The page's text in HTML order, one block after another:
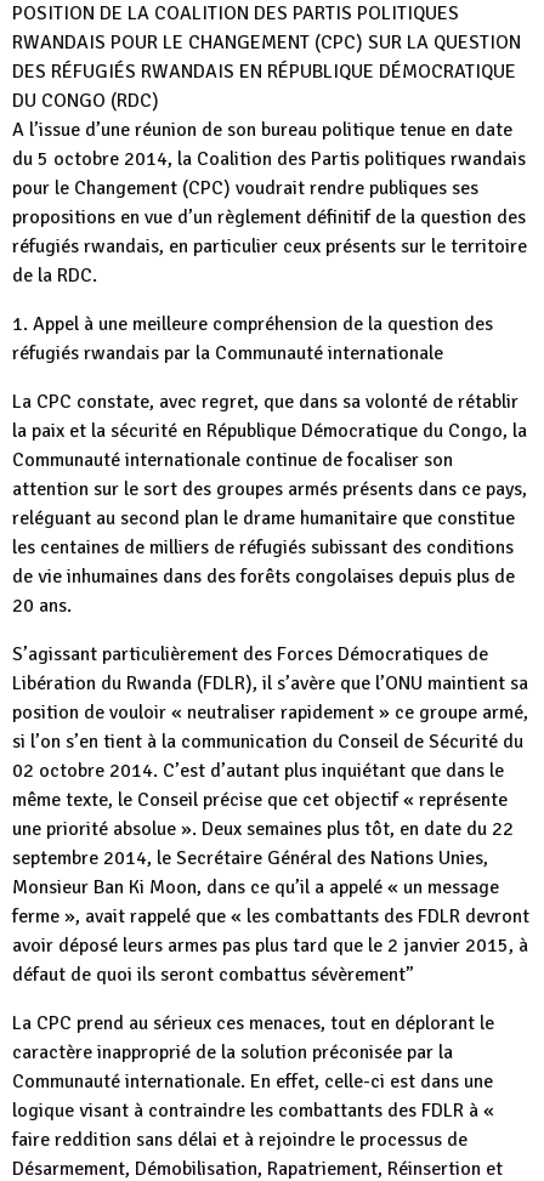
POSITION DE LA COALITION DES PARTIS POLITIQUES
RWANDAIS POUR LE CHANGEMENT (CPC) SUR LA QUESTION
DES RÉFUGIÉS RWANDAIS EN RÉPUBLIQUE DÉMOCRATIQUE
DU CONGO (RDC)
A l’issue d’une réunion de son bureau politique tenue en date
du 5 octobre 2014, la Coalition des Partis politiques rwandais
pour le Changement (CPC) voudrait rendre publiques ses
propositions en vue d’un règlement définitif de la question des
réfugiés rwandais, en particulier ceux présents sur le territoire
de la RDC.
1. Appel à une meilleure compréhension de la question des
réfugiés rwandais par la Communauté internationale
La CPC constate, avec regret, que dans sa volonté de rétablir
la paix et la sécurité en République Démocratique du Congo, la
Communauté internationale continue de focaliser son
attention sur le sort des groupes armés présents dans ce pays,
reléguant au second plan le drame humanitaire que constitue
les centaines de milliers de réfugiés subissant des conditions
de vie inhumaines dans des forêts congolaises depuis plus de
20 ans.
S’agissant particulièrement des Forces Démocratiques de
Libération du Rwanda (FDLR), il s’avère que l’ONU maintient sa
position de vouloir « neutraliser rapidement » ce groupe armé,
si l’on s’en tient à la communication du Conseil de Sécurité du
02 octobre 2014. C’est d’autant plus inquiétant que dans le
même texte, le Conseil précise que cet objectif « représente
une priorité absolue ». Deux semaines plus tôt, en date du 22
septembre 2014, le Secrétaire Général des Nations Unies,
Monsieur Ban Ki Moon, dans ce qu’il a appelé « un message
ferme », avait rappelé que « les combattants des FDLR devront
avoir déposé leurs armes pas plus tard que le 2 janvier 2015, à
défaut de quoi ils seront combattus sévèrement”
La CPC prend au sérieux ces menaces, tout en déplorant le
caractère inapproprié de la solution préconisée par la
Communauté internationale. En effet, celle-ci est dans une
logique visant à contraindre les combattants des FDLR à «
faire reddition sans délai et à rejoindre le processus de
Désarmement, Démobilisation, Rapatriement, Réinsertion et